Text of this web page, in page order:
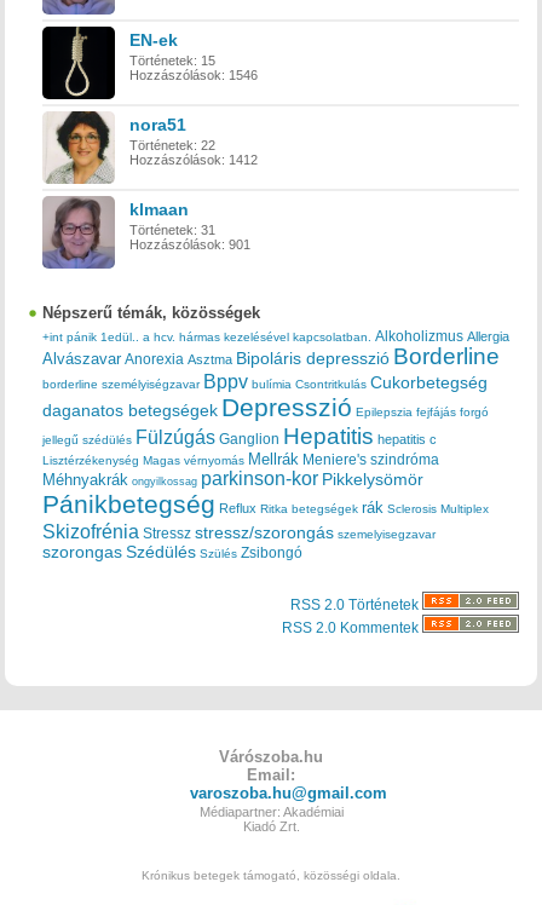
EN-ek
Történetek: 15
Hozzászólások: 1546
nora51
Történetek: 22
Hozzászólások: 1412
klmaan
Történetek: 31
Hozzászólások: 901
Népszerű témák, közösségek
+int pánik 1edül.. a hcv. hármas kezelésével kapcsolatban. Alkoholizmus Allergia
Alvászavar Anorexia Asztma Bipoláris depresszió Borderline
borderline személyiségzavar Bppv bulímia Csontritkulás Cukorbetegség
daganatos betegségek Depresszió Epilepszia fejfájás forgó
jellegű szédülés Fülzúgás Ganglion Hepatitis hepatitis c
Lisztérzékenység Magas vérnyomás Mellrák Meniere's szindróma
Méhnyakrák ongyilkossag parkinson-kor Pikkelysömör
Pánikbetegség Reflux Ritka betegségek rák Sclerosis Multiplex
Skizofrénia Stressz stressz/szorongás szemelyisegzavar
szorongas Szédülés Szülés Zsibongó
RSS 2.0 Történetek
RSS 2.0 Kommentek
Várószoba.hu
Email:
varoszoba.hu@gmail.com
Médiapartner: Akadémiai
Kiadó Zrt.
Krónikus betegek támogató, közösségi oldala.